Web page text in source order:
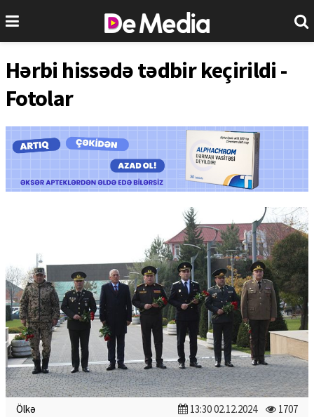
Hərbi hissədə tədbir keçirildi -
Fotolar
Ölkə 13:30 02.12.2024 1707